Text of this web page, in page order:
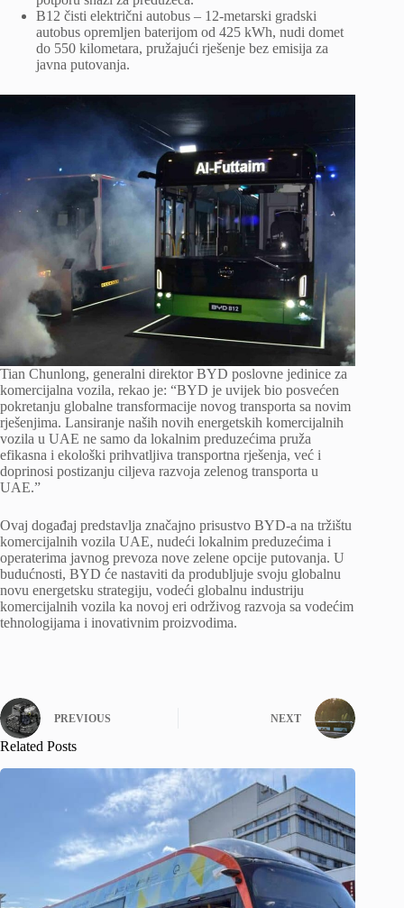
B12 čisti električni autobus – 12-metarski gradski
autobus opremljen baterijom od 425 kWh, nudi domet
do 550 kilometara, pružajući rješenje bez emisija za
javna putovanja.
Tian Chunlong, generalni direktor BYD poslovne jedinice za
komercijalna vozila, rekao je: “BYD je uvijek bio posvećen
pokretanju globalne transformacije novog transporta sa novim
rješenjima. Lansiranje naših novih energetskih komercijalnih
vozila u UAE ne samo da lokalnim preduzećima pruža
efikasna i ekološki prihvatljiva transportna rješenja, već i
doprinosi postizanju ciljeva razvoja zelenog transporta u
UAE.”
Ovaj događaj predstavlja značajno prisustvo BYD-a na tržištu
komercijalnih vozila UAE, nudeći lokalnim preduzećima i
operaterima javnog prevoza nove zelene opcije putovanja. U
budućnosti, BYD će nastaviti da produbljuje svoju globalnu
novu energetsku strategiju, vodeći globalnu industriju
komercijalnih vozila ka novoj eri održivog razvoja sa vodećim
tehnologijama i inovativnim proizvodima.
PREVIOUS NEXT
Related Posts